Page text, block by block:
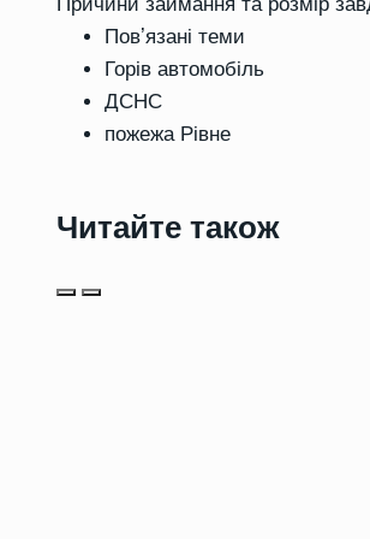
Повʼязані теми
Горів автомобіль
ДСНС
пожежа Рівне
Читайте також